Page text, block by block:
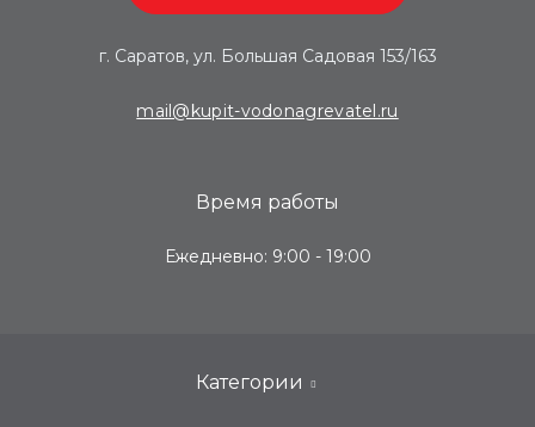
г. Саратов, ул. Большая Садовая 153/163
mail@kupit-vodonagrevatel.ru
Категории
Время работы
Ежедневно: 9:00 - 19:00